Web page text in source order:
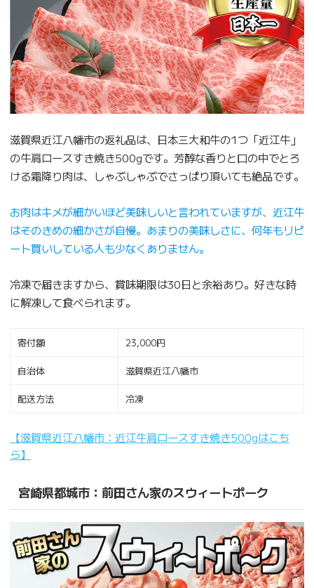
滋賀県近江八幡市の返礼品は、日本三大和牛の1つ「近江牛」
の牛肩ロースすき焼き500gです。芳醇な香りと口の中でとろ
ける霜降り肉は、しゃぶしゃぶでさっぱり頂いても絶品です。
お肉はキメが細かいほど美味しいと言われていますが、近江牛
はそのきめの細かさが自慢。あまりの美味しさに、何年もリピ
ート買いしている人も少なくありません。
冷凍で届きますから、賞味期限は30日と余裕あり。好きな時
に解凍して食べられます。
寄付額 23,000円
自治体 滋賀県近江八幡市
配送方法 冷凍
【滋賀県近江八幡市：近江牛肩ロースすき焼き500gはこち
ら】
宮崎県都城市：前田さん家のスウィートポーク